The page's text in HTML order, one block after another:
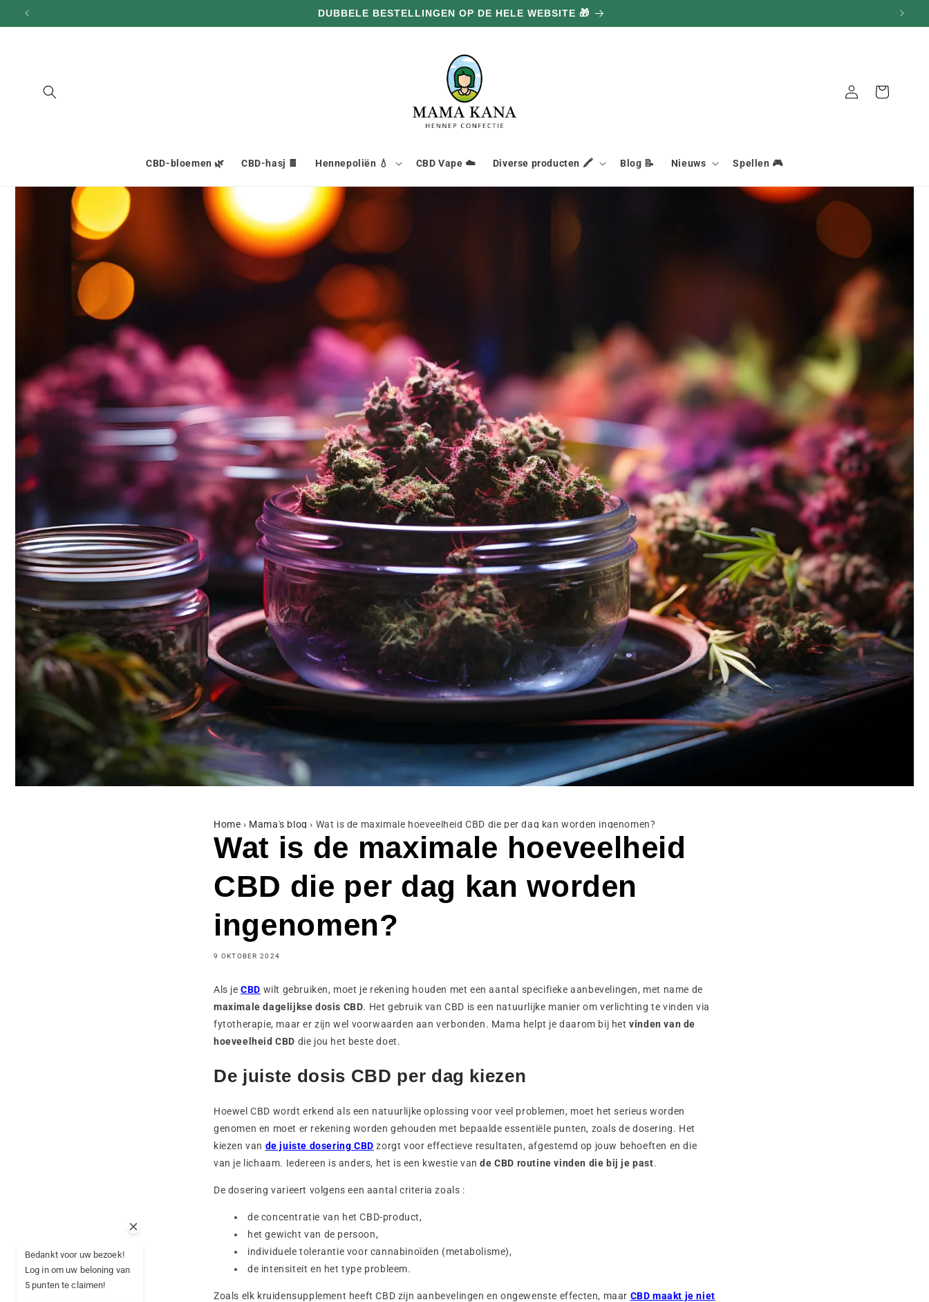
doorgaan
naar
DUBBELE BESTELLINGEN OP DE HELE WEBSITE 🎁
CBD-bloemen 🌿 CBD-hasj 🍫 Hennepoliën 💧 CBD Vape ☁️ Diverse producten 🖍️ Blog 📝 Nieuws Spellen 🎮
AansluitingMand
Home › Mama's blog › Wat is de maximale hoeveelheid CBD die per dag kan worden ingenomen?
Wat is de maximale hoeveelheid
CBD die per dag kan worden
ingenomen?
9 OKTOBER 2024
Als jeCBD wilt gebruiken, moet je rekening houden met een aantal specifieke aanbevelingen, met name de
maximale dagelijkse dosis CBD. Het gebruik van CBD is een natuurlijke manier om verlichting te vinden via
fytotherapie, maar er zijn wel voorwaarden aan verbonden. Mama helpt je daarom bij het vinden van de
hoeveelheid CBD die jou het beste doet.
De juiste dosis CBD per dag kiezen
Hoewel CBD wordt erkend als een natuurlijke oplossing voor veel problemen, moet het serieus worden
genomen en moet er rekening worden gehouden met bepaalde essentiële punten, zoals de dosering. Het
kiezen van de juiste dosering CBD zorgt voor effectieve resultaten, afgestemd op jouw behoeften en die
van je lichaam. Iedereen is anders, het is een kwestie vande CBD routine vinden die bij je past.
De dosering varieert volgens een aantal criteria zoals :
de concentratie van het CBD-product,
het gewicht van de persoon,
individuele tolerantie voor cannabinoïden (metabolisme),
de intensiteit en het type probleem.
Zoals elk kruidensupplement heeft CBD zijn aanbevelingen en ongewenste effecten, maar CBD maakt je niet
Bedankt voor uw bezoek!
Log in om uw beloning van
5 punten te claimen!